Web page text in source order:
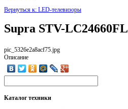
Вернуться к: LED-телевизоры
Supra STV-LC24660FL
pic_5326e2a8acf75.jpg
Описание
Каталогтехники